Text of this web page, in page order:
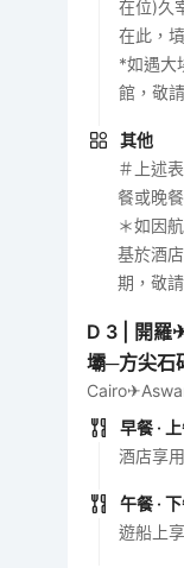
在位)久
在此，
*如遇大
館，敬
其他
＃上述
餐或晚
＊如因
基於酒
期，敬
D 3
開羅
壩─方尖石
早餐 ·
酒店享
午餐 ·
遊船上